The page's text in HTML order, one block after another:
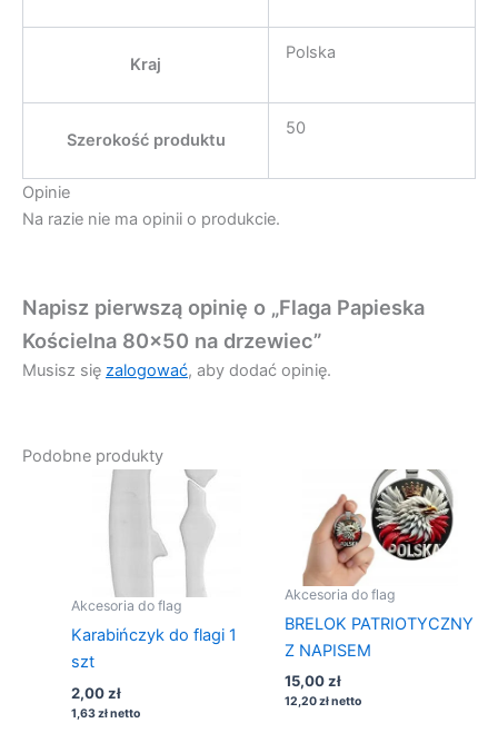
Kraj
Polska
Szerokość produktu
50
Opinie
Na razie nie ma opinii o produkcie.
Napisz pierwszą opinię o „Flaga Papieska
Kościelna 80×50 na drzewiec”
Musisz się zalogować, aby dodać opinię.
Podobne produkty
Akcesoria do flag
Karabińczyk do flagi 1
szt
2,00zł
1,63złnetto
Akcesoria do flag
BRELOK PATRIOTYCZNY
Z NAPISEM
15,00zł
12,20złnetto